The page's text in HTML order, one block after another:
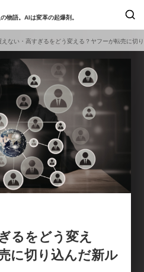
物語。AIは変革の起爆剤。
インタビュー
ニュース
日本オムニチャネル協会
プページ
特集
動画
トマップ
い合わせ
護法について
採用情報
検索
定のセミナー
12開催】「イノベーションを
化する」～投資される事業の
資金調達・巻き込みのリアル
06-10
えない・高すぎるをどう変える？ヤフーが転売に切
るをどう変え
に切り込んだ新ル